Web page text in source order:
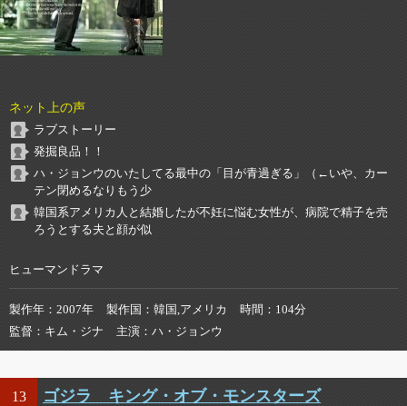
ネット上の声
ラブストーリー
発掘良品！！
ハ・ジョンウのいたしてる最中の「目が青過ぎる」（←いや、カー
テン閉めるなりもう少
韓国系アメリカ人と結婚したが不妊に悩む女性が、病院で精子を売
ろうとする夫と顔が似
ヒューマンドラマ
製作年 2007年 製作国 韓国,アメリカ 時間
104分
監督
キム・ジナ 主演 ハ・ジョンウ
13 ゴジラ キング・オブ・モンスターズ